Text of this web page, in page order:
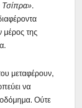
Τσίπρα».
μέρος της
μεταφέρουν,
να
Ούτε